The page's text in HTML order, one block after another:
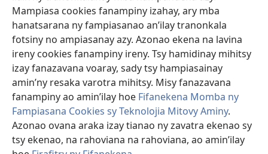
Mampiasa cookies fanampiny izahay, ary mba
hanatsarana ny fampiasanao an’ilay tranonkala
fotsiny no ampiasanay azy. Azonao ekena na lavina
ireny cookies fanampiny ireny. Tsy hamidinay mihitsy
izay fanazavana voaray, sady tsy hampiasainay
amin’ny resaka varotra mihitsy. Misy fanazavana
fanampiny ao amin’ilay hoe Fifanekena Momba ny
Fampiasana Cookies sy Teknolojia Mitovy Aminy.
Azonao ovana araka izay tianao ny zavatra ekenao sy
tsy ekenao, na rahoviana na rahoviana, ao amin’ilay
metimety ianao.
Ito fifanekena ito no mifehy an’izay mampiasa an’ity tranonkala ity.
Fisehony
Copyright© 2026 Watch Tower Bible and Tract Society of Pennsylvania.
FIFANEKENA| FIFANEKENA MOMBA NY TSIAMBARATELO